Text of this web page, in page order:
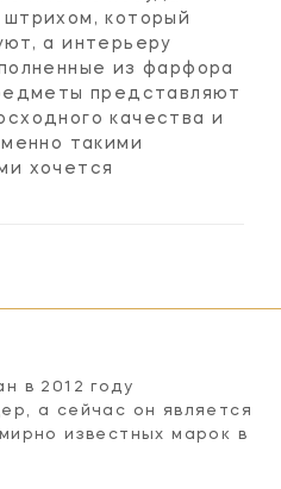
который
а интерьеру
из фарфора
представляют
качества и
такими
хочется
в 2012 году
а сейчас он является
известных марок в